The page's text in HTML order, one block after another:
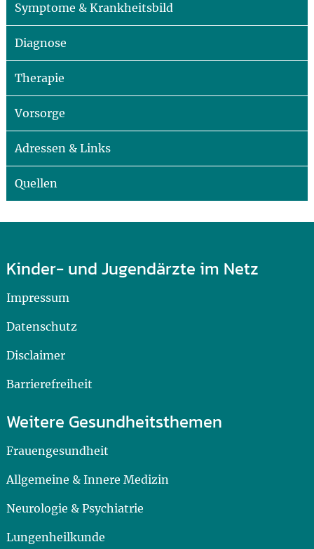
Symptome & Krankheitsbild
Diagnose
Therapie
Vorsorge
Adressen & Links
Quellen
Kinder- und Jugendärzte im Netz
Impressum
Datenschutz
Disclaimer
Barrierefreiheit
Weitere Gesundheitsthemen
Frauengesundheit
Allgemeine & Innere Medizin
Neurologie & Psychiatrie
Lungenheilkunde